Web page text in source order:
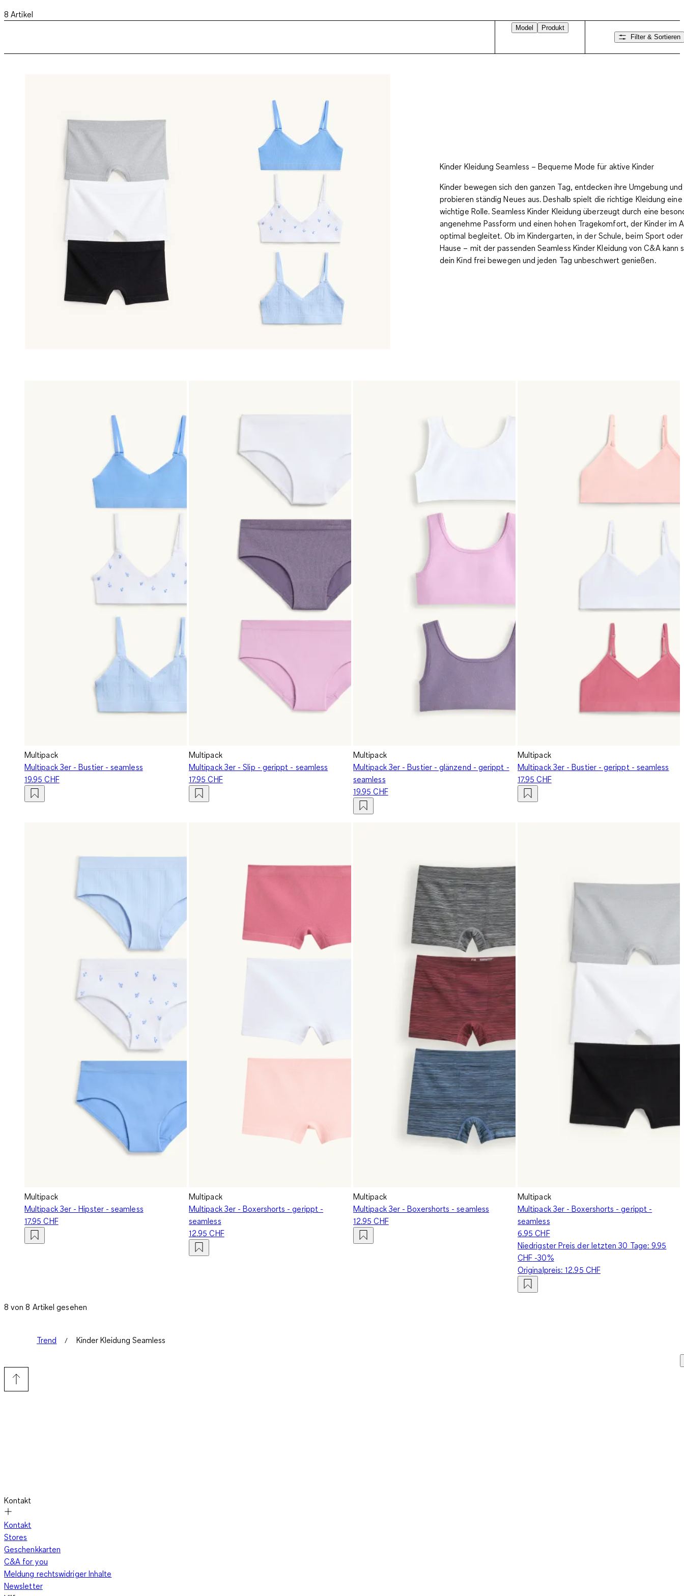
8 Artikel
Model
Produkt
Filter & Sortieren
Kinder Kleidung Seamless – Bequeme Mode für aktive Kinder
Kinder bewegen sich den ganzen Tag, entdecken ihre Umgebung und
probieren ständig Neues aus. Deshalb spielt die richtige Kleidung eine
wichtige Rolle.Seamless Kinder Kleidungüberzeugt durch eine
angenehme Passform und einen hohen Tragekomfort, der Kinder im
optimal begleitet. Ob im Kindergarten, in der Schule, beim Sport
Hause – mit der passenden Seamless Kinder Kleidung von C&A kann
dein Kind frei bewegen und jeden Tag unbeschwert genießen.
Multipack
Multipack 3er - Bustier - seamless
19.95 CHF
Multipack
Multipack 3er - Slip - gerippt - seamless
17.95 CHF
Multipack
Multipack 3er - Bustier - glänzend - gerippt -
seamless
19.95 CHF
Multipack
Multipack 3er - Bustier - gerippt - seamless
17.95 CHF
Multipack
Multipack 3er - Hipster - seamless
17.95 CHF
Multipack
Multipack 3er - Boxershorts - gerippt -
seamless
12.95 CHF
Multipack
Multipack 3er - Boxershorts - seamless
12.95 CHF
Multipack
Multipack 3er - Boxershorts - gerippt -
seamless
6.95 CHF
Niedrigster Preis der letzten 30 Tage:9.95
CHF -30%
Originalpreis:12.95 CHF
8 von 8 Artikel gesehen
Trend Kinder Kleidung Seamless
Kontakt
Kontakt
Stores
Geschenkkarten
C&A for you
Meldung rechtswidriger Inhalte
Newsletter